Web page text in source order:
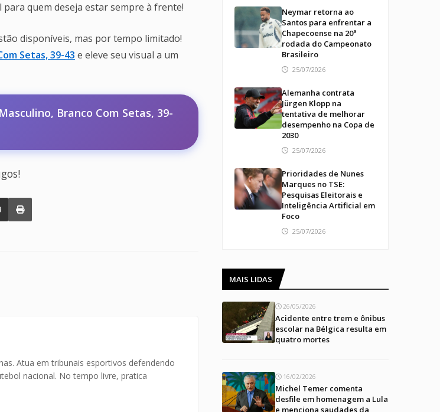
quem deseja estar sempre à frente!
disponíveis, mas por tempo limitado!
Setas, 39-43 e eleve seu visual a um
Branco Com Setas, 39-
Atua em tribunais esportivos defendendo
nacional. No tempo livre, pratica
Neymar retorna ao
Santos para enfrentar a
Chapecoense na 20ª
rodada do Campeonato
Brasileiro
25/07/2026
Alemanha contrata
Jürgen Klopp na
tentativa de melhorar
desempenho na Copa de
2030
25/07/2026
Prioridades de Nunes
Marques no TSE:
Pesquisas Eleitorais e
Inteligência Artificial em
Foco
25/07/2026
MAIS LIDAS
26/05/2026
Acidente entre trem e ônibus
escolar na Bélgica resulta em
quatro mortes
16/02/2026
Michel Temer comenta
desfile em homenagem a Lula
e menciona saudades da